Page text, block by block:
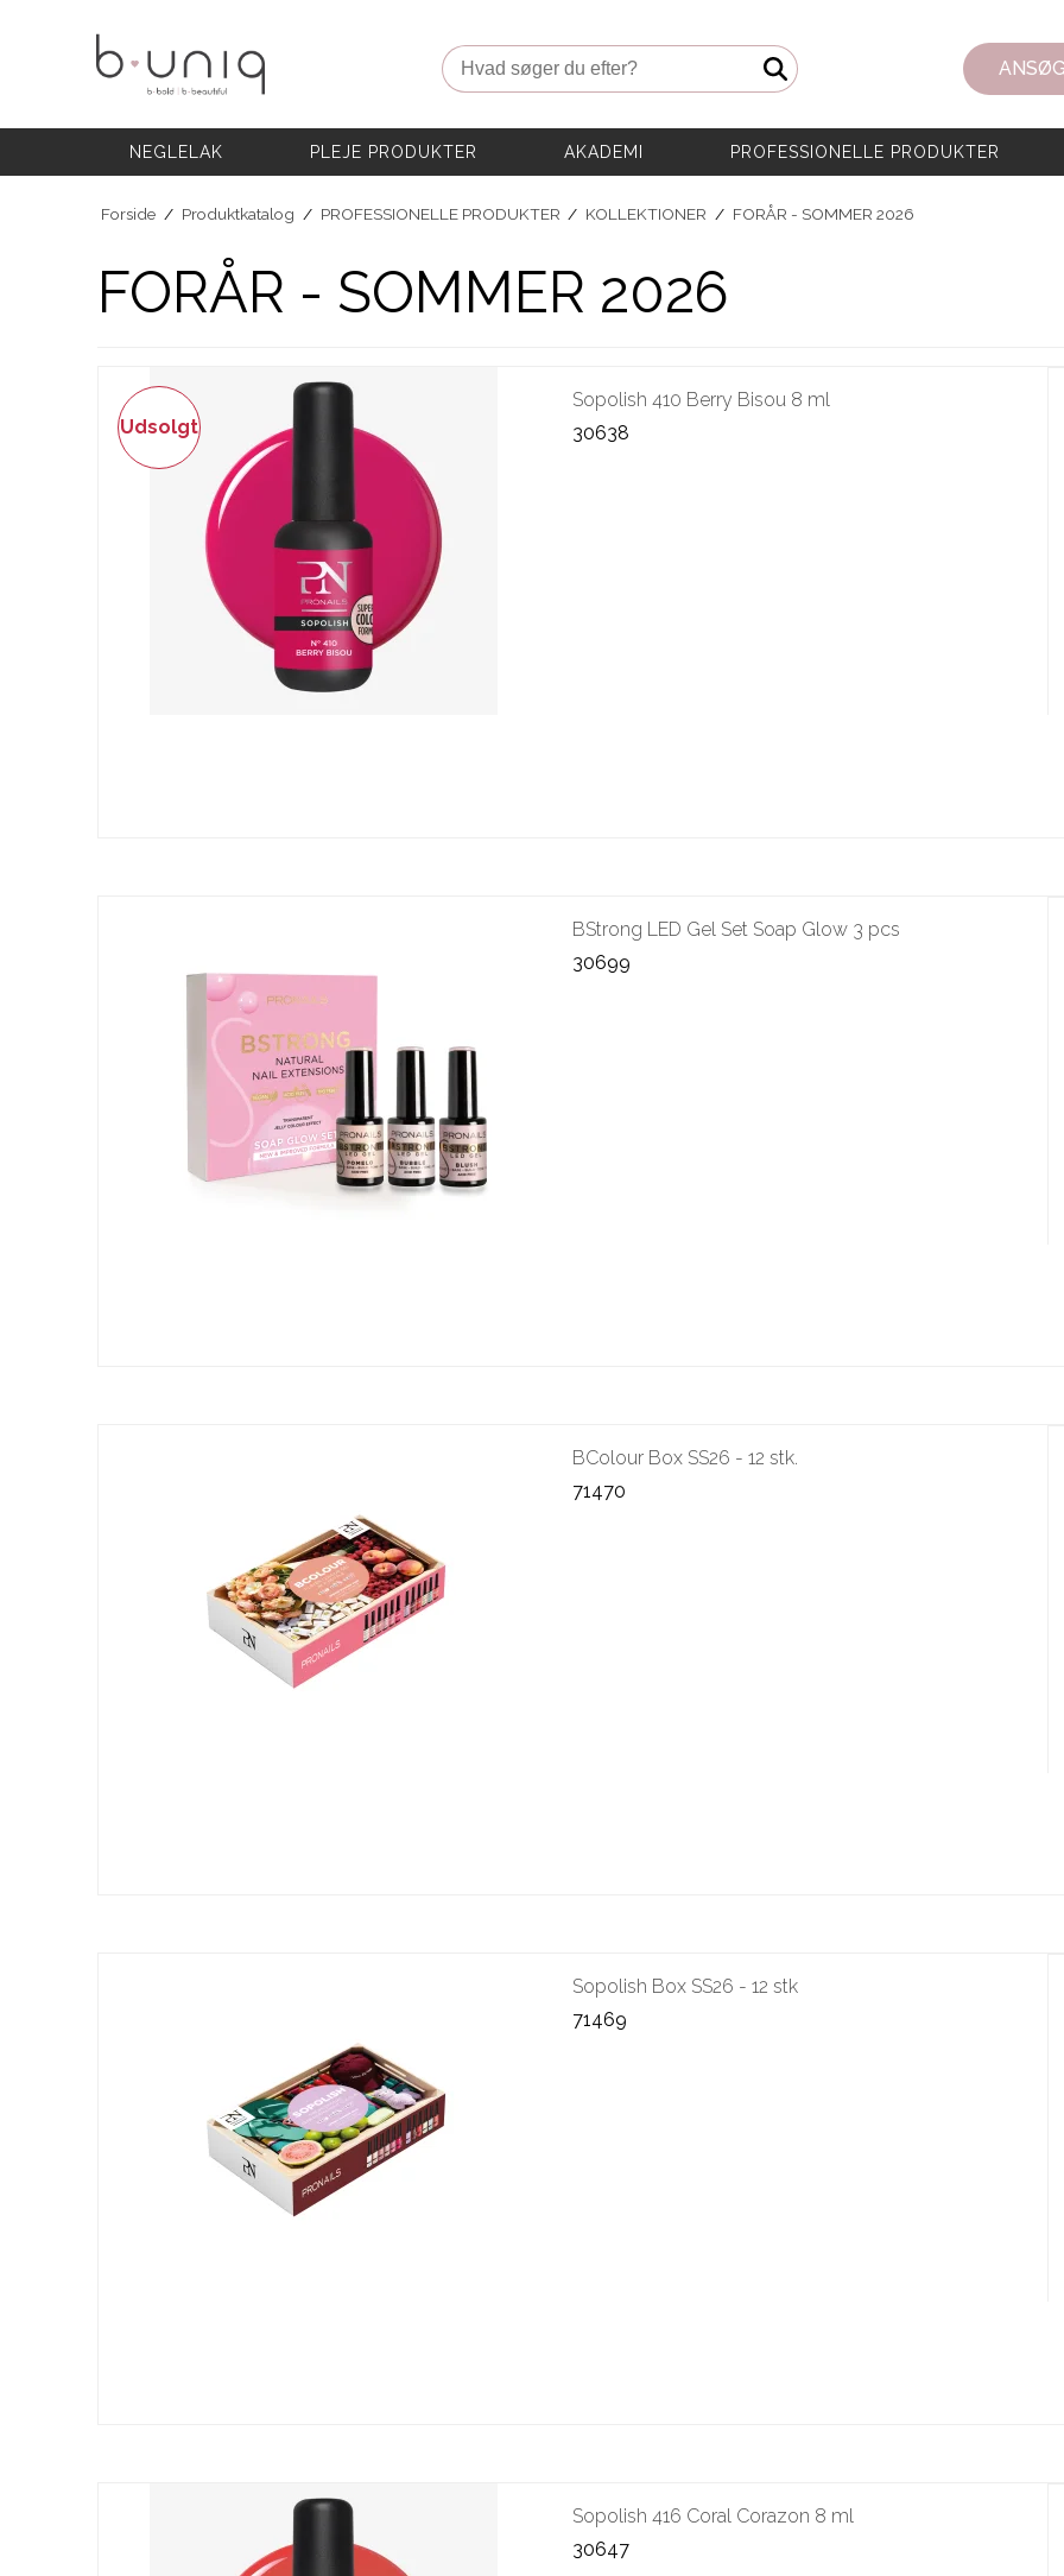
PLEJE PRODUKTER
AKADEMI
PROFESSIONELLE PRODUKTER
Eksklusive Sæt & Tilbud
Hvad søger du efter?
NEGLELAK PLEJE PRODUKTER AKADEMI PROFESSIONELLE PRODUKTER
Forside / Produktkatalog / PROFESSIONELLE PRODUKTER / KOLLEKTIONER / FORÅR - SOMMER 2026
FORÅR - SOMMER 2026
Udsolgt
Sopolish 410 Berry Bisou 8 ml
30638
BStrong LED Gel Set Soap Glow 3 pcs
30699
BColour Box SS26 - 12 stk.
71470
Sopolish Box SS26 - 12 stk
71469
Sopolish 416 Coral Corazon 8 ml
30647